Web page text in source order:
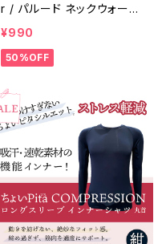
r / パルード ネックウォーマ
ー st-3825
¥990
50%OFF